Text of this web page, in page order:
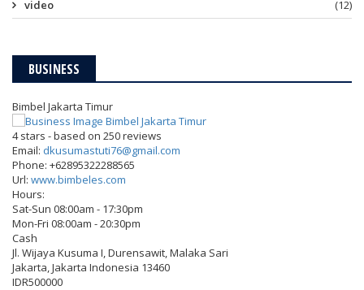
video
(12)
BUSINESS
Bimbel Jakarta Timur
4stars - based on 250reviews
Email: dkusumastuti76@gmail.com
Phone: +62895322288565
Url: www.bimbeles.com
Hours:
Sat-Sun 08:00am - 17:30pm
Mon-Fri 08:00am - 20:30pm
Cash
Jl. Wijaya Kusuma I, Durensawit, Malaka Sari
Jakarta,Jakarta Indonesia 13460
IDR500000